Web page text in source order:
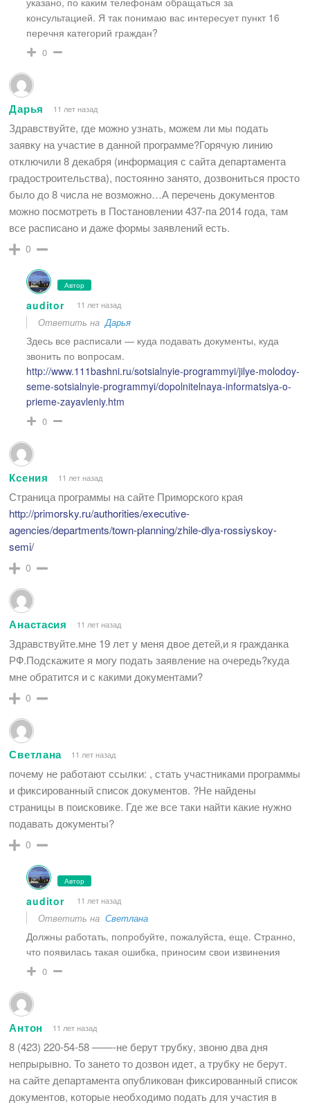
консультацией. Я так понимаю вас интересует пункт 16
перечня категорий граждан?
0
Дарья 11 лет назад
Здравствуйте, где можно узнать, можем ли мы подать
заявку на участие в данной программе?Горячую линию
отключили 8 декабря (информация с сайта департамента
градостроительства), постоянно занято, дозвониться просто
было до 8 числа не возможно…А перечень документов
можно посмотреть в Постановлении 437-па 2014 года, там
все расписано и даже формы заявлений есть.
0
Автор
auditor 11 лет назад
Ответить наДарья
Здесь все расписали — куда подавать документы, куда
звонить по вопросам.
http://www.111bashni.ru/sotsialnyie-programmyi/jilye-molodoy-
seme-sotsialnyie-programmyi/dopolnitelnaya-informatsiya-o-
prieme-zayavleniy.htm
0
Ксения 11 лет назад
Страница программы на сайте Приморского края
http://primorsky.ru/authorities/executive-
agencies/departments/town-planning/zhile-dlya-rossiyskoy-
semi/
0
Анастасия 11 лет назад
Здравствуйте.мне 19 лет у меня двое детей,и я гражданка
РФ.Подскажите я могу подать заявление на очередь?куда
мне обратится и с какими документами?
0
Светлана 11 лет назад
почему не работают ссылки: , стать участниками программы
и фиксированный список документов. ?Не найдены
страницы в поисковике. Где же все таки найти какие нужно
подавать документы?
0
Автор
auditor 11 лет назад
Ответить наСветлана
Должны работать, попробуйте, пожалуйста, еще. Странно,
что появилась такая ошибка, приносим свои извинения
0
Антон 11 лет назад
8 (423) 220-54-58 ——-не берут трубку, звоню два дня
непрырывно. То зането то дозвон идет, а трубку не берут.
на сайте департамента опубликован фиксированный список
документов, которые необходимо подать для участия в